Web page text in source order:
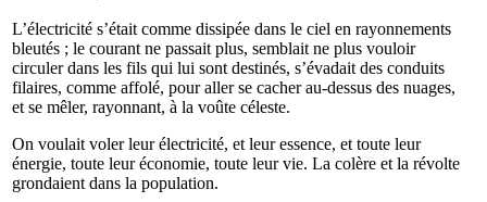
L’électricité s’était comme dissipée dans le ciel en rayonnements
bleutés ; le courant ne passait plus, semblait ne plus vouloir
circuler dans les fils qui lui sont destinés, s’évadait des conduits
filaires, comme affolé, pour aller se cacher au-dessus des nuages,
et se mêler, rayonnant, à la voûte céleste.
On voulait voler leur électricité, et leur essence, et toute leur
énergie, toute leur économie, toute leur vie. La colère et la révolte
grondaient dans la population.